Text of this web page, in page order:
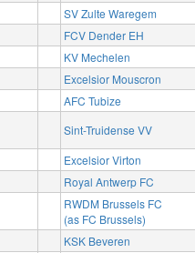
SV Zulte Waregem
FCV Dender EH
KV Mechelen
Excelsior Mouscron
AFC Tubize
Sint-Truidense VV
Excelsior Virton
Royal Antwerp FC
RWDM Brussels FC
(as FC Brussels)
KSK Beveren